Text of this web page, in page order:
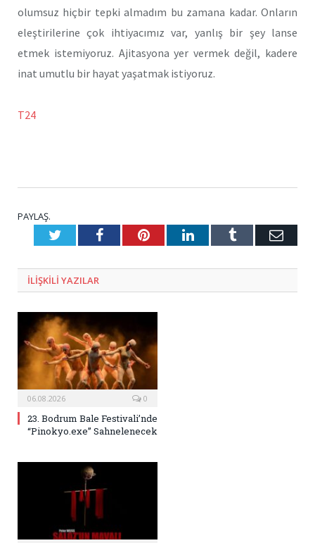
olumsuz hiçbir tepki almadım bu zamana kadar. Onların
eleştirilerine çok ihtiyacımız var, yanlış bir şey lanse
etmek istemiyoruz. Ajitasyona yer vermek değil, kadere
inat umutlu bir hayat yaşatmak istiyoruz.
T24
PAYLAŞ.
TwitterFacebookPinterestLinkedInTumblr E-
ILIŞKILI YAZILAR
06.08.2026 0
23. Bodrum Bale Festivali’nde
“Pinokyo.exe” Sahnelenecek